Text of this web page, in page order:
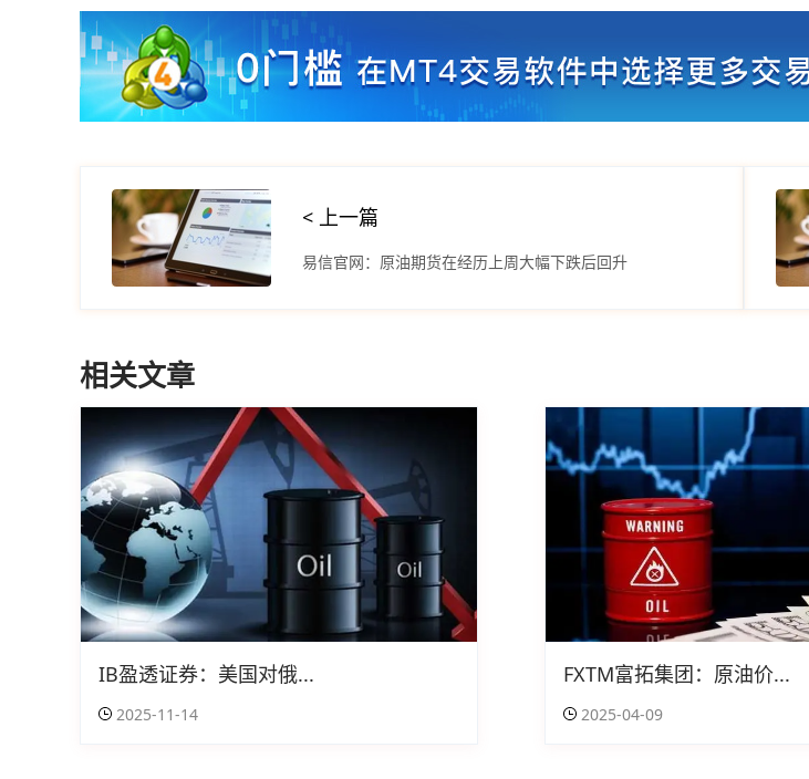
< 上一篇
易信官网：原油期货在经历上周大幅下跌后回升
相关文章
IB盈透证券：美国对俄...
2025-11-14
FXTM富拓集团：原油价...
2025-04-09